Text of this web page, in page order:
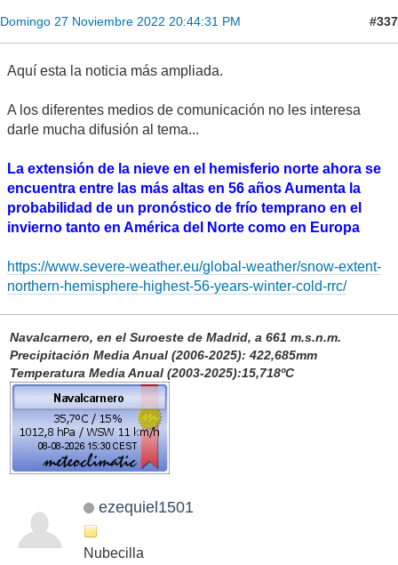
Domingo 27 Noviembre 2022 20:44:31 PM #337
Aquí esta la noticia más ampliada.
A los diferentes medios de comunicación no les interesa
darle mucha difusión al tema...
La extensión de la nieve en el hemisferio norte ahora se
encuentra entre las más altas en 56 años Aumenta la
probabilidad de un pronóstico de frío temprano en el
invierno tanto en América del Norte como en Europa
https://www.severe-weather.eu/global-weather/snow-extent-
northern-hemisphere-highest-56-years-winter-cold-rrc/
Navalcarnero, en el Suroeste de Madrid, a 661 m.s.n.m.
Precipitación Media Anual (2006-2025): 422,685mm
Temperatura Media Anual (2003-2025):15,718ºC
ezequiel1501
Nubecilla